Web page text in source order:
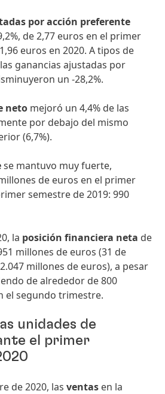
por acción preferente
de 2,77 euros en el primer
euros en 2020. A tipos de
ganancias ajustadas por
un -28,2%.
neto mejoró un 4,4% de las
por debajo del mismo
(6,7%).
se mantuvo muy fuerte,
de euros en el primer
semestre de 2019: 990
la posición financiera neta de
millones de euros (31 de
millones de euros), a pesar
de alrededor de 800
el segundo trimestre.
unidades de
el primer
de 2020, las ventas en la